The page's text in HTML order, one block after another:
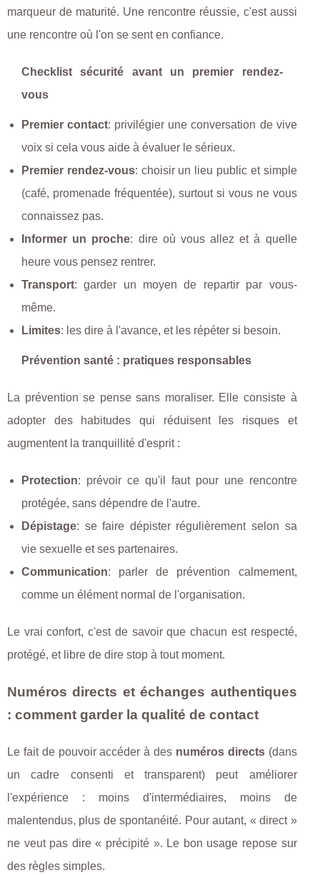
marqueur de maturité. Une rencontre réussie, c'est aussi
une rencontre où l'on se sent en confiance.
Checklist sécurité avant un premier rendez-
vous
Premier contact: privilégier une conversation de vive
voix si cela vous aide à évaluer le sérieux.
Premier rendez-vous: choisir un lieu public et simple
(café, promenade fréquentée), surtout si vous ne vous
connaissez pas.
Informer un proche: dire où vous allez et à quelle
heure vous pensez rentrer.
Transport: garder un moyen de repartir par vous-
même.
Limites: les dire à l'avance, et les répéter si besoin.
Prévention santé : pratiques responsables
La prévention se pense sans moraliser. Elle consiste à
adopter des habitudes qui réduisent les risques et
augmentent la tranquillité d'esprit :
Protection: prévoir ce qu'il faut pour une rencontre
protégée, sans dépendre de l'autre.
Dépistage: se faire dépister régulièrement selon sa
vie sexuelle et ses partenaires.
Communication: parler de prévention calmement,
comme un élément normal de l'organisation.
Le vrai confort, c'est de savoir que chacun est respecté,
protégé, et libre de dire stop à tout moment.
Numéros directs et échanges authentiques
: comment garder la qualité de contact
Le fait de pouvoir accéder à des numéros directs(dans
un cadre consenti et transparent) peut améliorer
l'expérience : moins d'intermédiaires, moins de
malentendus, plus de spontanéité. Pour autant, « direct »
ne veut pas dire « précipité ». Le bon usage repose sur
des règles simples.